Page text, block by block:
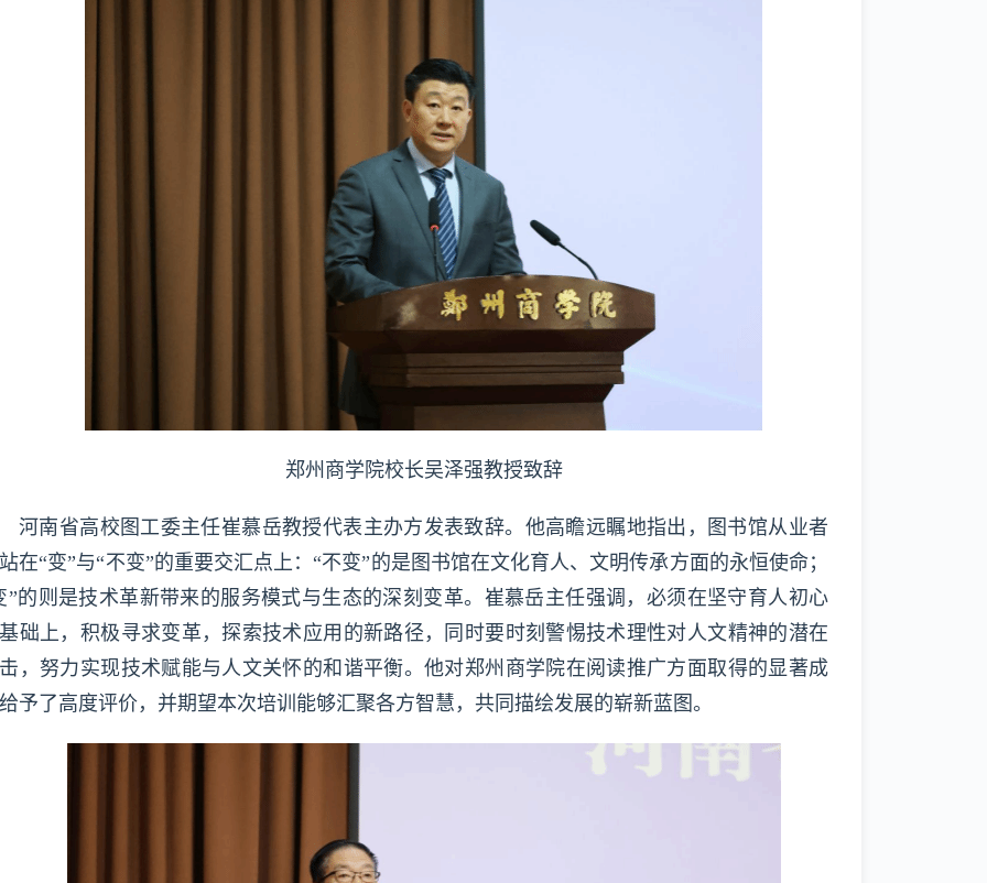
郑州商学院校长吴泽强教授致辞
河南省高校图工委主任崔慕岳教授代表主办方发表致辞。他高瞻远瞩地指出，图书馆从业者
在“变”与“不变”的重要交汇点上：“不变”的是图书馆在文化育人、文明传承方面的永恒使命；
”的则是技术革新带来的服务模式与生态的深刻变革。崔慕岳主任强调，必须在坚守育人初心
础上，积极寻求变革，探索技术应用的新路径，同时要时刻警惕技术理性对人文精神的潜在
，努力实现技术赋能与人文关怀的和谐平衡。他对郑州商学院在阅读推广方面取得的显著成
予了高度评价，并期望本次培训能够汇聚各方智慧，共同描绘发展的崭新蓝图。